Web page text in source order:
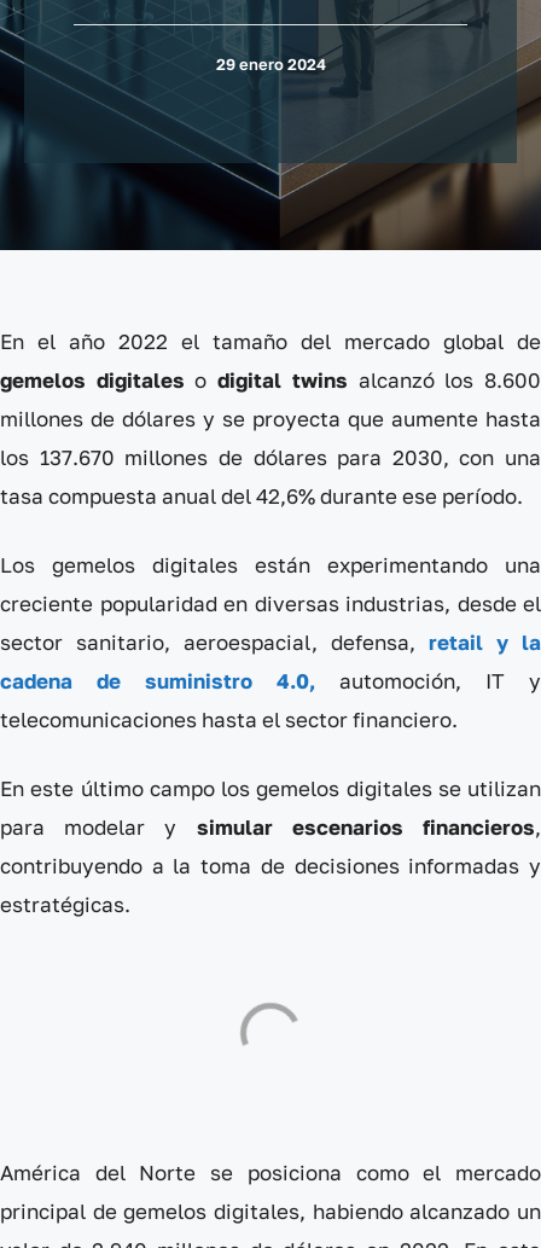
29 enero 2024
En el año 2022 el tamaño del mercado global de
gemelos digitales odigital twins alcanzó los 8.600
millones de dólares y se proyecta que aumente hasta
los 137.670 millones de dólares para 2030, con una
tasa compuesta anual del 42,6% durante ese período.
Los gemelos digitales están experimentando una
creciente popularidad en diversas industrias, desde el
sector sanitario, aeroespacial, defensa, retail y la
cadena de suministro 4.0, automoción, IT y
telecomunicaciones hasta el sector financiero.
En este último campo los gemelos digitales se utilizan
para modelar y simular escenarios financieros,
contribuyendo a la toma de decisiones informadas y
estratégicas.
América del Norte se posiciona como el mercado
principal de gemelos digitales, habiendo alcanzado un